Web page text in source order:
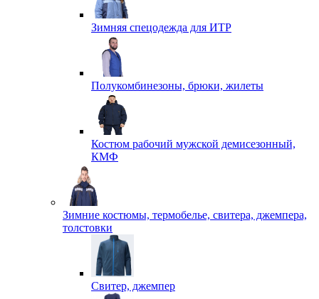
Зимняя спецодежда для ИТР
Полукомбинезоны, брюки, жилеты
Костюм рабочий мужской демисезонный,
КМФ
Зимние костюмы, термобелье, свитера, джемпера,
толстовки
Свитер, джемпер